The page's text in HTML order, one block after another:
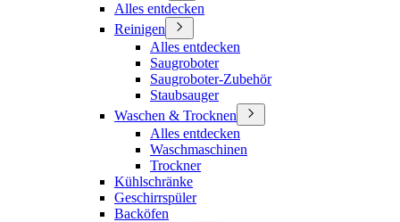
Alles entdecken
Reinigen
Alles entdecken
Saugroboter
Saugroboter-Zubehör
Staubsauger
Waschen & Trocknen
Alles entdecken
Waschmaschinen
Trockner
Kühlschränke
Geschirrspüler
Backöfen